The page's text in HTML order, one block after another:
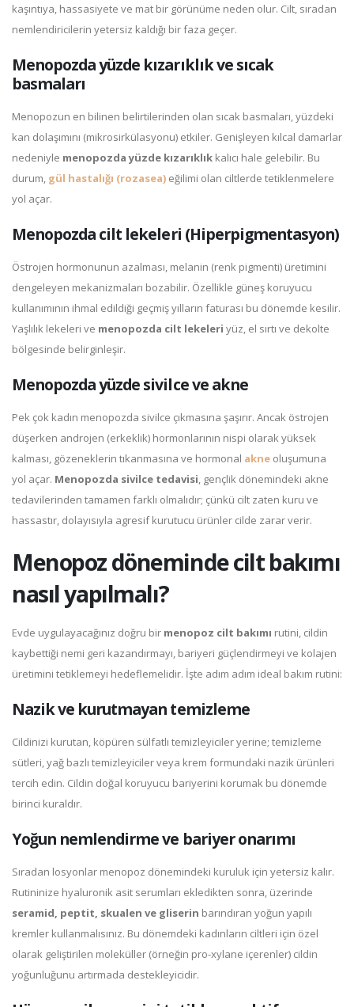
kaşıntıya, hassasiyete ve mat bir görünüme neden olur. Cilt, sıradan
nemlendiricilerin yetersiz kaldığı bir faza geçer.
Menopozda yüzde kızarıklık ve sıcak
basmaları
Menopozun en bilinen belirtilerinden olan sıcak basmaları, yüzdeki
kan dolaşımını (mikrosirkülasyonu) etkiler. Genişleyen kılcal damarlar
nedeniyle menopozda yüzde kızarıklık kalıcı hale gelebilir. Bu
durum, gül hastalığı (rozasea) eğilimi olan ciltlerde tetiklenmelere
yol açar.
Menopozda cilt lekeleri (Hiperpigmentasyon)
Östrojen hormonunun azalması, melanin (renk pigmenti) üretimini
dengeleyen mekanizmaları bozabilir. Özellikle güneş koruyucu
kullanımının ihmal edildiği geçmiş yılların faturası bu dönemde kesilir.
Yaşlılık lekeleri ve menopozda cilt lekeleri yüz, el sırtı ve dekolte
bölgesinde belirginleşir.
Menopozda yüzde sivilce ve akne
Pek çok kadın menopozda sivilce çıkmasına şaşırır. Ancak östrojen
düşerken androjen (erkeklik) hormonlarının nispi olarak yüksek
kalması, gözeneklerin tıkanmasına ve hormonal akne oluşumuna
yol açar. Menopozda sivilce tedavisi, gençlik dönemindeki akne
tedavilerinden tamamen farklı olmalıdır; çünkü cilt zaten kuru ve
hassastır, dolayısıyla agresif kurutucu ürünler cilde zarar verir.
Menopoz döneminde cilt bakımı
nasıl yapılmalı?
Evde uygulayacağınız doğru bir menopoz cilt bakımı rutini, cildin
kaybettiği nemi geri kazandırmayı, bariyeri güçlendirmeyi ve kolajen
üretimini tetiklemeyi hedeflemelidir. İşte adım adım ideal bakım rutini:
Nazik ve kurutmayan temizleme
Cildinizi kurutan, köpüren sülfatlı temizleyiciler yerine; temizleme
sütleri, yağ bazlı temizleyiciler veya krem formundaki nazik ürünleri
tercih edin. Cildin doğal koruyucu bariyerini korumak bu dönemde
birinci kuraldır.
Yoğun nemlendirme ve bariyer onarımı
Sıradan losyonlar menopoz dönemindeki kuruluk için yetersiz kalır.
Rutininize hyaluronik asit serumları ekledikten sonra, üzerinde
seramid, peptit, skualen ve gliserin barındıran yoğun yapılı
kremler kullanmalısınız. Bu dönemdeki kadınların ciltleri için özel
olarak geliştirilen moleküller (örneğin pro-xylane içerenler) cildin
yoğunluğunu artırmada destekleyicidir.